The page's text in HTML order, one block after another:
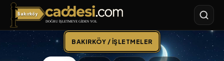
Bakırköy
Bakırköy
BAKIRKÖY / İŞLETMELER